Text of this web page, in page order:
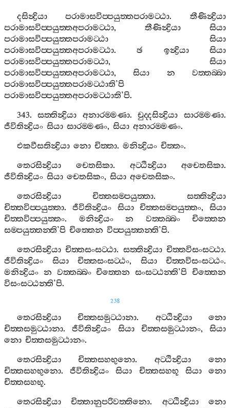
දසින්‍ද්‍රියා
පරාමාසවිප‍්පයුත‍්තපරාමට‍්ඨා. තීණින්‍ද්‍රියා
පරාමාසවිප‍්පයුත‍්තඅපරාමට‍්ඨා, තීණින්‍ද්‍රියා
සියා
පරාමාසවිප‍්පයුත‍්තපරාමට‍්ඨා
සියා
පරාමාසවිප‍්පයුත‍්තඅපරාමට‍්ඨා.ඡ ඉන්‍ද්‍රියා
සියා
පරාමාසවිප‍්පයුත‍්තපරාමට‍්ඨා, සියා
පරාමාසවිප‍්පයුත‍්තඅපරාමට‍්ඨා,සියා න
වත‍්තබ‍්බා
පරාමාසවිප‍්පයුත‍්තපරාමට‍්ඨාති’පි
පරාමාසවිප‍්පයුත‍්තඅපරාමට‍්ඨාති’පි.
343.සත‍්තින්‍ද්‍රියා අනාරම‍්මණා.චුද‍්දසින්‍ද්‍රියා සාරම‍්මණා.
ජීවිතින්‍ද්‍රියං සියා සාරම‍්මණං, සියා අනාරම‍්මණං.
එකවීසතින්‍ද්‍රියා නො චිත‍්තා. මනින්‍ද්‍රියං චිත‍්තං.
තෙරසින්‍ද්‍රියා
චෙතසිකා. අට‍්ඨින්‍ද්‍රියා අචෙතසිකා.
ජීවිතින්‍ද්‍රියං සියා චෙතසිකං, සියා අචෙතසිකං.
තෙරසින්‍ද්‍රියා
චිත‍්තසම‍්පයුත‍්තා. සත‍්තින්‍ද්‍රියා
චිත‍්තවිප‍්පයුත‍්තා. ජීවිතින්‍ද්‍රියං සියා චිත‍්තසම‍්පයුත‍්තං, සියා
චිත‍්තවිප‍්පයුත‍්තං. මනින්‍ද්‍රියං න වත‍්තබ‍්බං
චිත‍්තෙන
සම‍්පයුත‍්තන‍්ති’පි චිත‍්තෙන විප‍්පයුත‍්තන‍්ති’පි.
තෙරසින්‍ද්‍රියා චිත‍්තසංසට‍්ඨා. සත‍්තින්‍ද්‍රියා චිත‍්තවිසංසට‍්ඨා.
ජීවිතින්‍ද්‍රියං
සියා චිත‍්තසංසට‍්ඨං, සියා චිත‍්තවිසංසට‍්ඨං.
මනින්‍ද්‍රියං න වත‍්තබ‍්බං චිත‍්තෙන සංසට‍්ඨන‍්ති’පි චිත‍්තෙන
විසංසට‍්ඨන‍්ති’පි.
238
තෙරසින්‍ද්‍රියා චිත‍්තසමුට‍්ඨානා. අට‍්ඨින්‍ද්‍රියා
නො
චිත‍්තසමුට‍්ඨානා.ජීවිතින්‍ද්‍රියං සියා චිත‍්තසමුට‍්ඨානං, සියා
නො චිත‍්තසමුට‍්ඨානං.
තෙරසින්‍ද්‍රියා
චිත‍්තසහභුනො.අට‍්ඨින්‍ද්‍රියා
නො
චිත‍්තසහභුනො.ජීවිතින්‍ද්‍රියං සියා චිත‍්තසහභූ සියා
නො
චිත‍්තසහභූ.
තෙරසින්‍ද්‍රියා
චිත‍්තානුපරිවත‍්තිනො. අට‍්ඨින්‍ද්‍රියා
නො